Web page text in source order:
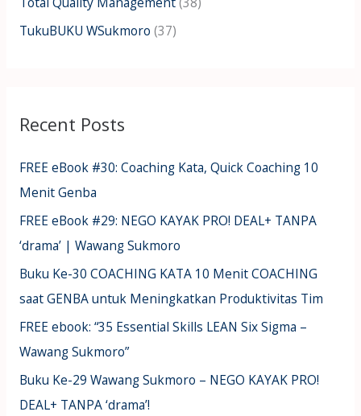
TukuBUKU WSukmoro (37)
Recent Posts
FREE eBook #30: Coaching Kata, Quick Coaching 10
Menit Genba
FREE eBook #29: NEGO KAYAK PRO! DEAL+ TANPA
‘drama’ | Wawang Sukmoro
Buku Ke-30 COACHING KATA 10 Menit COACHING
saat GENBA untuk Meningkatkan Produktivitas Tim
FREE ebook: “35 Essential Skills LEAN Six Sigma –
Wawang Sukmoro”
Buku Ke-29 Wawang Sukmoro – NEGO KAYAK PRO!
DEAL+ TANPA ‘drama’!